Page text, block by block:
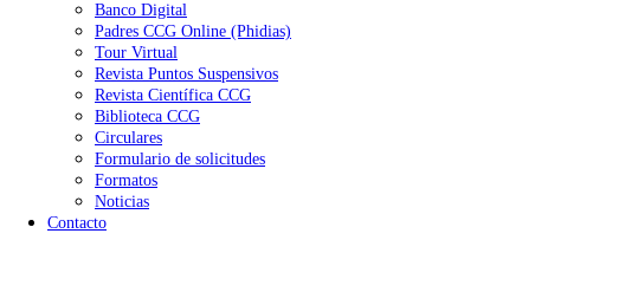
Banco Digital
Padres CCG Online (Phidias)
Tour Virtual
Revista Puntos Suspensivos
Revista Científica CCG
Biblioteca CCG
Circulares
Formulario de solicitudes
Formatos
Noticias
Contacto